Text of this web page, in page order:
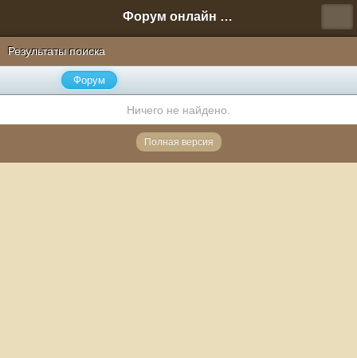
Форум онлайн игры "Новая Эра" (Нюра Биз)
Результаты поиска
Форум
Ничего не найдено.
Полная версия